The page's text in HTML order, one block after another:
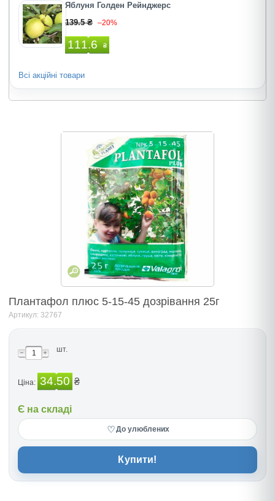
Яблуня Голден Рейнджерс
139.5 ₴ –20%
111.6 ₴
Всі акційні товари
Плантафол плюс 5-15-45 дозрівання 25г
Артикул: 32767
шт.
Ціна: 34.50 ₴
Є на складі
♡До улюблених
Купити!